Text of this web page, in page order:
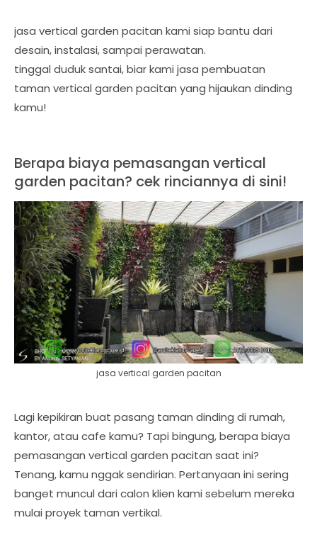
jasa vertical garden pacitan kami siap bantu dari
desain, instalasi, sampai perawatan.
tinggal duduk santai, biar kami jasa pembuatan
taman vertical garden pacitan yang hijaukan dinding
kamu!
Berapa biaya pemasangan vertical
garden pacitan? cek rinciannya di sini!
jasa vertical garden pacitan
Lagi kepikiran buat pasang taman dinding di rumah,
kantor, atau cafe kamu? Tapi bingung, berapa biaya
pemasangan vertical garden pacitan saat ini?
Tenang, kamu nggak sendirian. Pertanyaan ini sering
banget muncul dari calon klien kami sebelum mereka
mulai proyek taman vertikal.